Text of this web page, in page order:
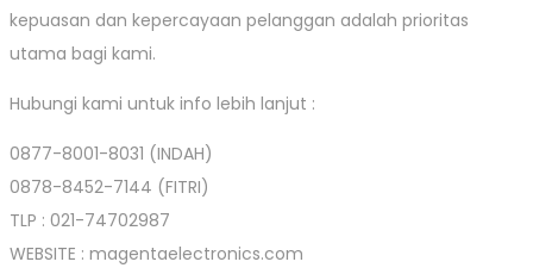
kepuasan dan kepercayaan pelanggan adalah prioritas
utama bagi kami.
Hubungi kami untuk info lebih lanjut :
0877-8001-8031 (INDAH)
0878-8452-7144 (FITRI)
TLP : 021-74702987
WEBSITE : magentaelectronics.com